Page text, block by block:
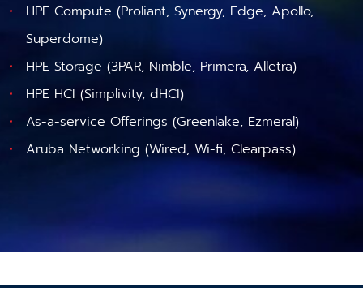
HPE Compute (Proliant, Synergy, Edge, Apollo,
Superdome)
HPE Storage (3PAR, Nimble, Primera, Alletra)
HPE HCI (Simplivity, dHCI)
As-a-service Offerings (Greenlake, Ezmeral)
Aruba Networking (Wired, Wi-fi, Clearpass)